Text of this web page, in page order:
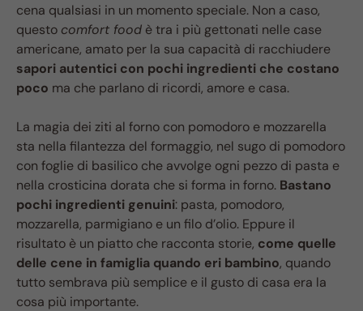
cena qualsiasi in un momento speciale. Non a caso,
questo comfort food è tra i più gettonati nelle case
americane, amato per la sua capacità di racchiudere
sapori autentici con pochi ingredienti che costano
poco ma che parlano di ricordi, amore e casa.
La magia dei ziti al forno con pomodoro e mozzarella
sta nella filantezza del formaggio, nel sugo di pomodoro
con foglie di basilico che avvolge ogni pezzo di pasta e
nella crosticina dorata che si forma in forno. Bastano
pochi ingredienti genuini: pasta, pomodoro,
mozzarella, parmigiano e un filo d’olio. Eppure il
risultato è un piatto che racconta storie, come quelle
delle cene in famiglia quando eri bambino, quando
tutto sembrava più semplice e il gusto di casa era la
cosa più importante.